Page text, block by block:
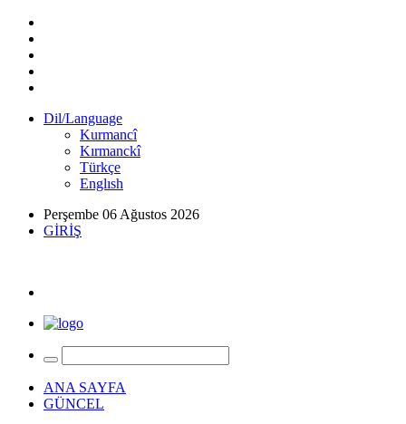
Dil/Language
Kurmancî
Kırmanckî
Türkçe
Englısh
Perşembe 06 Ağustos 2026
GİRİŞ
ANA SAYFA
GÜNCEL